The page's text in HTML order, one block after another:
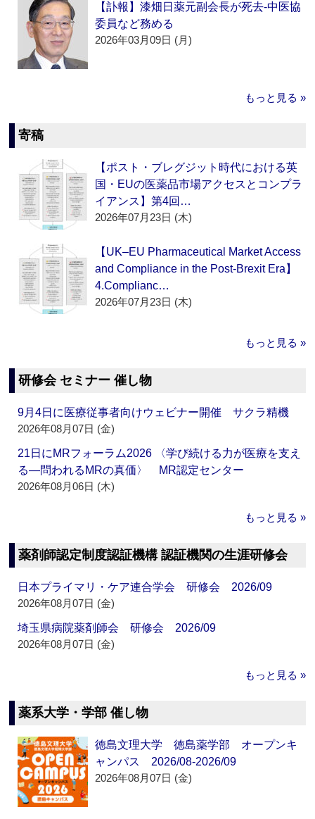
【訃報】漆畑日薬元副会長が死去‐中医協
委員など務める
2026年03月09日 (月)
もっと見る »
寄稿
【ポスト・ブレグジット時代における英
国・EUの医薬品市場アクセスとコンプラ
イアンス】第4回…
2026年07月23日 (木)
【UK–EU Pharmaceutical Market Access
and Compliance in the Post-Brexit Era】
4.Complianc…
2026年07月23日 (木)
もっと見る »
研修会 セミナー 催し物
9月4日に医療従事者向けウェビナー開催 サクラ精機
2026年08月07日 (金)
21日にMRフォーラム2026 〈学び続ける力が医療を支え
る―問われるMRの真価〉 MR認定センター
2026年08月06日 (木)
もっと見る »
薬剤師認定制度認証機構 認証機関の生涯研修会
日本プライマリ・ケア連合学会 研修会 2026/09
2026年08月07日 (金)
埼玉県病院薬剤師会 研修会 2026/09
2026年08月07日 (金)
もっと見る »
薬系大学・学部 催し物
徳島文理大学 徳島薬学部 オープンキ
ャンパス 2026/08-2026/09
2026年08月07日 (金)